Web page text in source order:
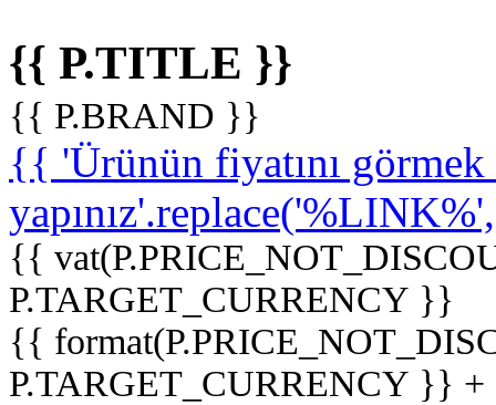
{{ P.TITLE }}
{{ P.BRAND }}
{{ 'Ürünün fiyatını
{{
P.TARGET_CURRENCY }}
{{
P.TARGET_CURRENCY }}